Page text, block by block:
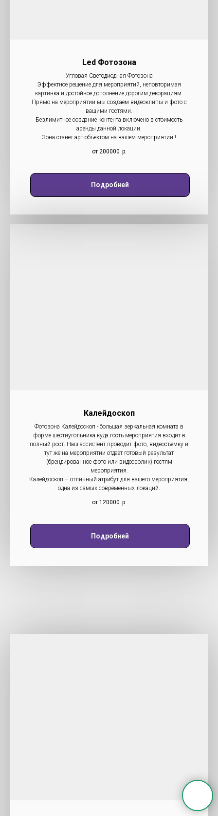
Led Фотозона
Угловая Светодиодная Фотозона
Эффектное решение для мероприятий, неповторимая
картинка и достойное дополнение дорогим декорациям.
Прямо на мероприятии мы создаем видеоклипы и фото с
вашими гостями.
Безлимитное создание контента включено в стоимость
аренды данной локации.
Зона станет арт-объектом на вашем мероприятии !
от 200000 р.
Подробней
Калейдоскоп
Фотозона Калейдоскоп - большая зеркальная комната в
форме шестиугольника куда гость мероприятия входит в
полный рост. Наш ассистент проводит фото, видеосъемку и
тут же на мероприятии отдает готовый результат
(брендированное фото или видеоролик) гостям
мероприятия.
Калейдоскоп – отличный атрибут для вашего мероприятия,
одна из самых современных локаций.
от 120000 р.
Подробней